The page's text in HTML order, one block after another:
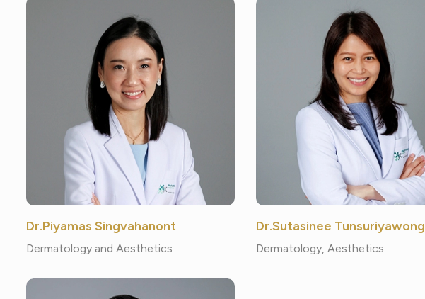
Dr.Piyamas Singvahanont
Dermatology and Aesthetics
Dr.Sutasinee Tunsuriyawong
Dermatology, Aesthetics